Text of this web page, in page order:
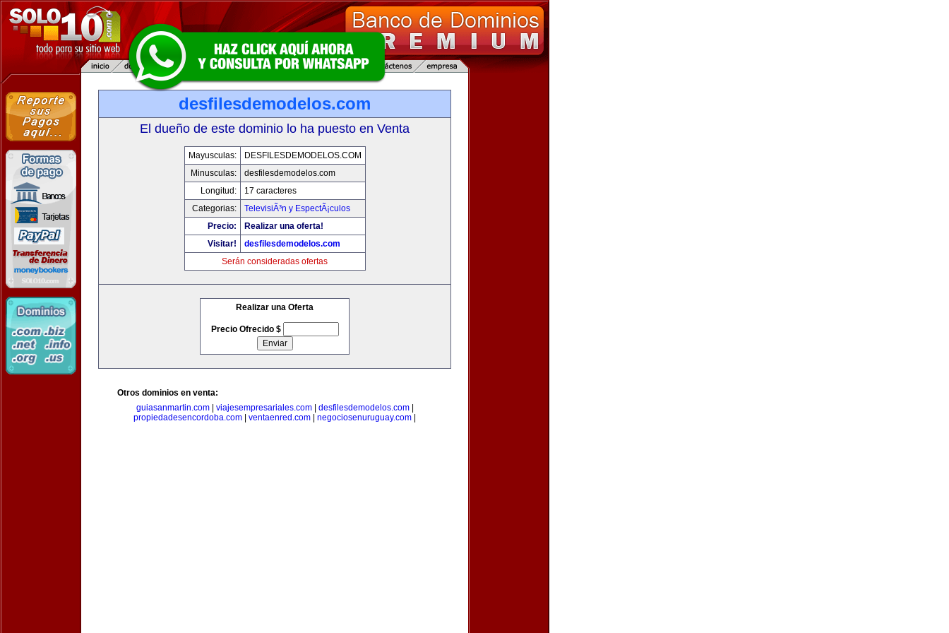
desfilesdemodelos.com
El dueño de este dominio lo ha puesto en Venta
Mayusculas:
DESFILESDEMODELOS.COM
Minusculas:
desfilesdemodelos.com
Longitud:
17 caracteres
Categorias:
TelevisiÃ³n y EspectÃ¡culos
Precio:
Realizar una oferta!
Visitar!
desfilesdemodelos.com
Serán consideradas ofertas
Realizar una Oferta
Precio Ofrecido $
Otros dominios en venta:
guiasanmartin.com| viajesempresariales.com| desfilesdemodelos.com|
propiedadesencordoba.com
ventaenred.com negociosenuruguay.com